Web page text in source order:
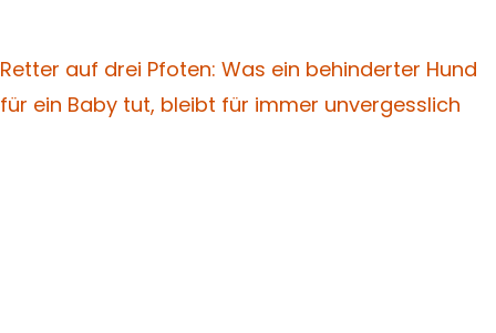
Retter auf drei Pfoten: Was ein behinderter Hund
für ein Baby tut, bleibt für immer unvergesslich